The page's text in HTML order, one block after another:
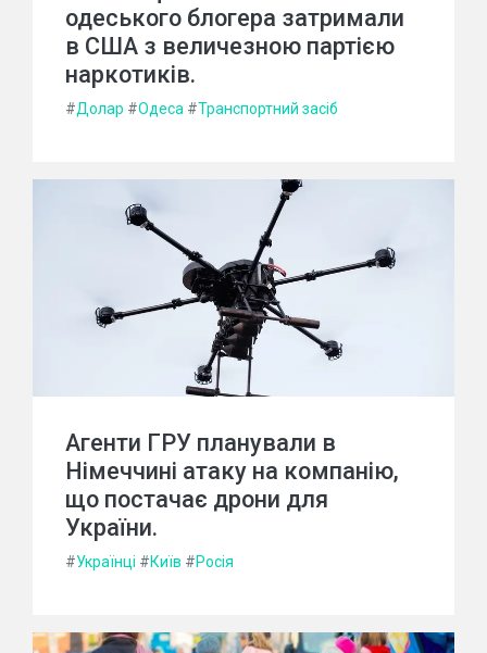
одеського блогера затримали
в США з величезною партією
наркотиків.
#Долар #Одеса #Транспортний засіб
Агенти ГРУ планували в
Німеччині атаку на компанію,
що постачає дрони для
України.
#Українці #Київ #Росія